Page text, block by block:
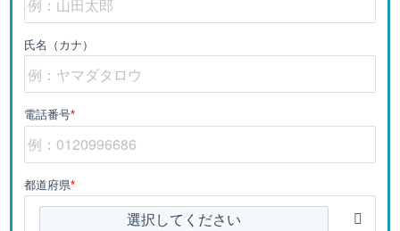
氏名（カナ）
電話番号*
都道府県*
選択してください